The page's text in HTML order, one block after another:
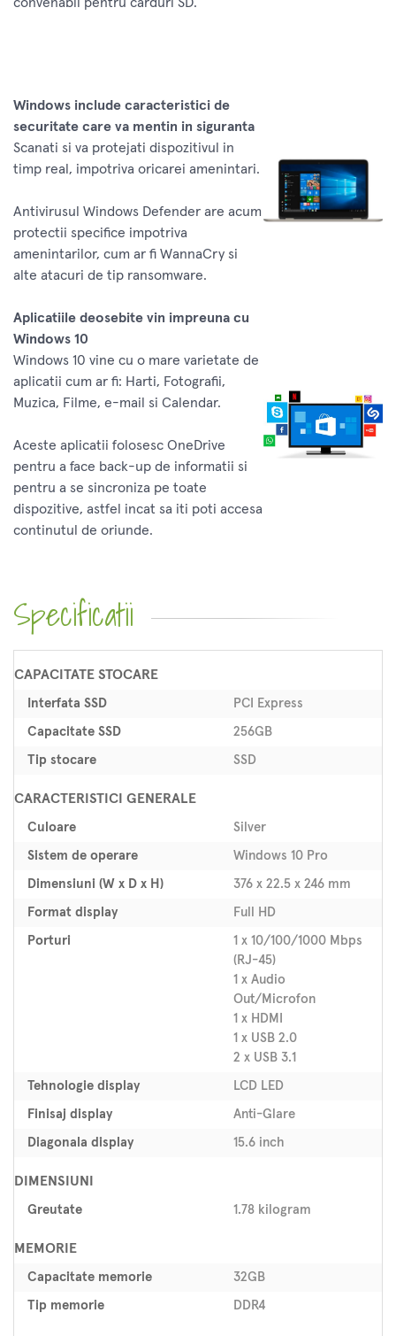
convenabil pentru carduri SD.
Windows include caracteristici de
securitate care va mentin in siguranta
Scanati si va protejati dispozitivul in
timp real, impotriva oricarei amenintari.
Antivirusul Windows Defender are acum
protectii specifice impotriva
amenintarilor, cum ar fi WannaCry si
alte atacuri de tip ransomware.
Aplicatiile deosebite vin impreuna cu
Windows 10
Windows 10 vine cu o mare varietate de
aplicatii cum ar fi: Harti, Fotografii,
Muzica, Filme, e-mail si Calendar.
Aceste aplicatii folosesc OneDrive
pentru a face back-up de informatii si
pentru a se sincroniza pe toate
dispozitive, astfel incat sa iti poti accesa
continutul de oriunde.
Specificatii
CAPACITATE STOCARE
Interfata SSD PCI Express
Capacitate SSD 256GB
Tip stocare SSD
CARACTERISTICI GENERALE
Culoare Silver
Sistem de operare Windows 10 Pro
Dimensiuni (W x D x H) 376 x 22.5 x 246 mm
Format display Full HD
Porturi
1 x 10/100/1000 Mbps
(RJ-45)
1 x Audio
Out/Microfon
1 x HDMI
1 x USB 2.0
2 x USB 3.1
Tehnologie display LCD LED
Finisaj display Anti-Glare
Diagonala display 15.6 inch
DIMENSIUNI
Greutate 1.78 kilogram
MEMORIE
Capacitate memorie 32GB
Tip memorie DDR4